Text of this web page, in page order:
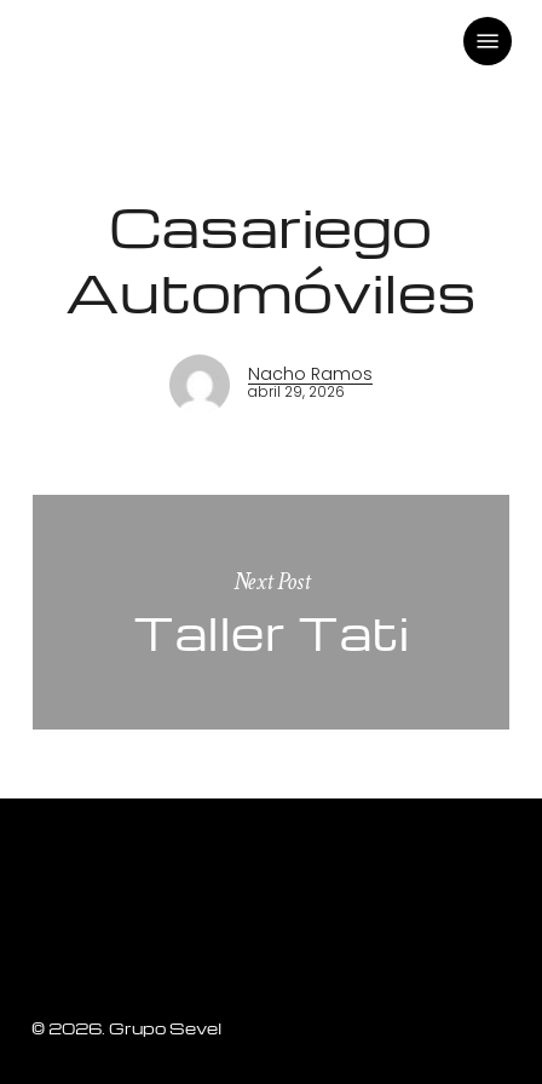
Menu
Casariego
Automóviles
Nacho Ramos
abril 29, 2026
Next Post
Taller Tati
© 2026. Grupo Sevel